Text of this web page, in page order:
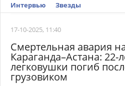
Интервью
Звезды
17-10-2025, 11:40
Смертельная авария
Караганда–Астана: 22-
легковушки погиб
грузовиком